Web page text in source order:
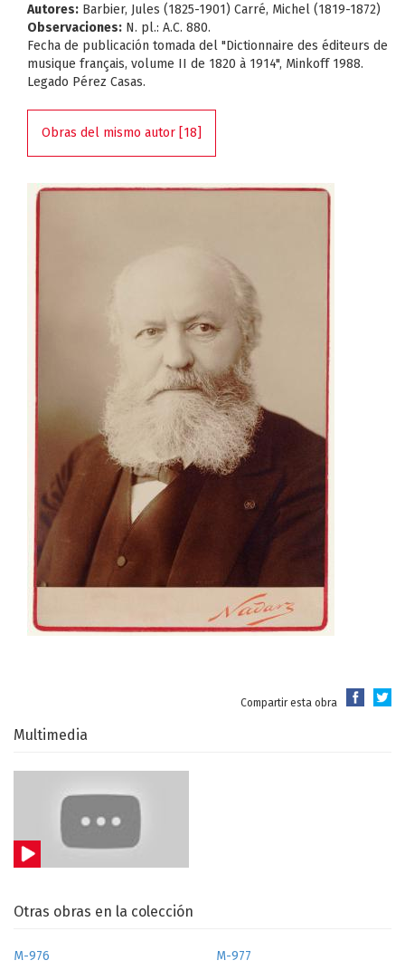
Autores: Barbier, Jules (1825-1901) Carré, Michel (1819-1872)
Observaciones: N. pl.: A.C. 880.
Fecha de publicación tomada del "Dictionnaire des éditeurs de
musique français, volume II de 1820 à 1914", Minkoff 1988.
Legado Pérez Casas.
Obras del mismo autor [18]
Compartir esta obra
Multimedia
Otras obras en la colección
M-976 M-977